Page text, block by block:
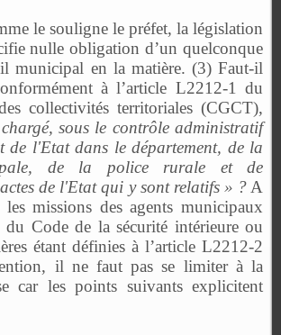
le souligne le préfet, la législation
nulle obligation d’un quelconque
municipal en la matière. (3) Faut-il
à l’article L2212-1 du
collectivités territoriales (CGCT),
sous le contrôle administratif
de l'Etat dans le département, de la
de la police rurale et de
de l'Etat qui y sont relatifs » ?A
missions des agents municipaux
Code de la sécurité intérieure ou
étant définies à l’article L2212-2
il ne faut pas se limiter à la
car les points suivants explicitent